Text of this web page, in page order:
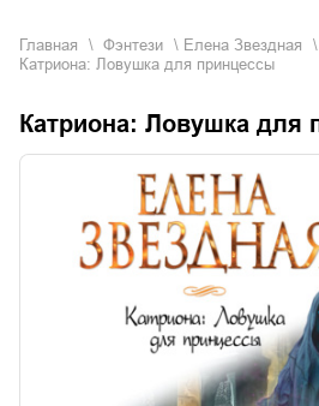
Главная фэнтези
Елена Звездная
Катриона: Ловушка для принцессы
Катриона: Ловушка для